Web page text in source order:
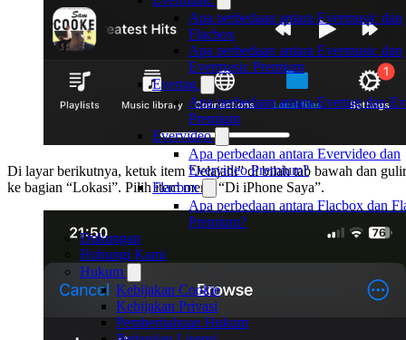
Apa perbedaan antara Evermusic dan
Flacbox
Apa perbedaan antara Evermusic dan
Evermusic Premium
Evertag
Apa perbedaan antara Evertag dan
Premium
Evervideo
Apa perbedaan antara Evervideo dan
Evervideo Premium?
Flacbox
Apa perbedaan antara Flacbox dan
Premium?
Dukungan
Hubungi Kami
Hukum
Kebijakan Cookie
Kebijakan Privasi
Pemberitahuan Hukum
Di layar berikutnya, ketuk item “Jelajahi” di bilah tab bawah dan gulir
ke bagian “Lokasi”. Pilih item menu “Di iPhone Saya”.